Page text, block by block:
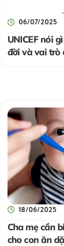
06/07/2025
UNICEF nói
đời và vai trò
dặm bổ não?
18/06/2025
Cha mẹ cần
cho con ăn